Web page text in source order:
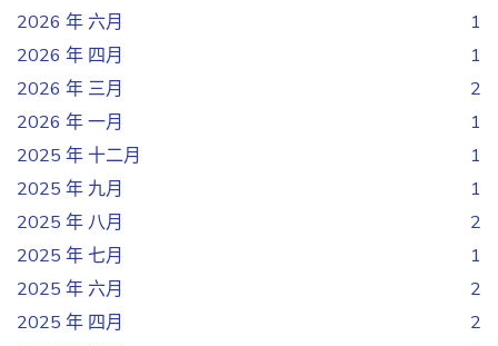
2026 年 六月
1
2026 年 四月
1
2026 年 三月
2
2026 年 一月
1
2025 年 十二月
1
2025 年 九月
1
2025 年 八月
2
2025 年 七月
1
2025 年 六月
2
2025 年 四月
2